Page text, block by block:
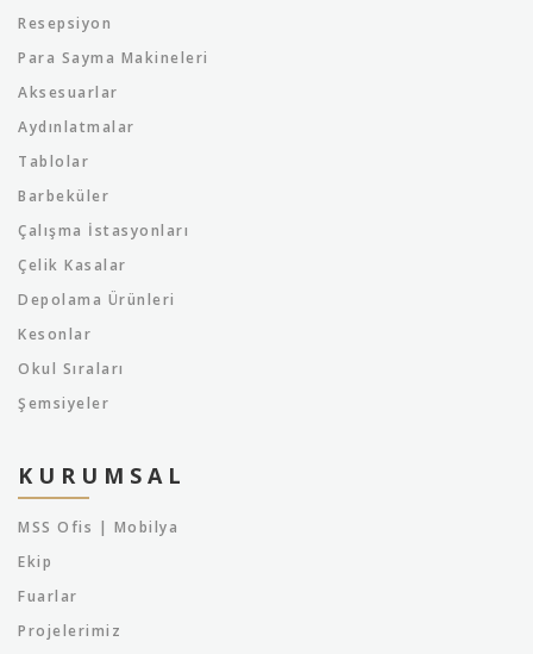
Resepsiyon
Para Sayma Makineleri
Aksesuarlar
Aydınlatmalar
Tablolar
Barbeküler
Çalışma İstasyonları
Çelik Kasalar
Depolama Ürünleri
Kesonlar
Okul Sıraları
Şemsiyeler
KURUMSAL
MSS Ofis | Mobilya
Ekip
Fuarlar
Projelerimiz